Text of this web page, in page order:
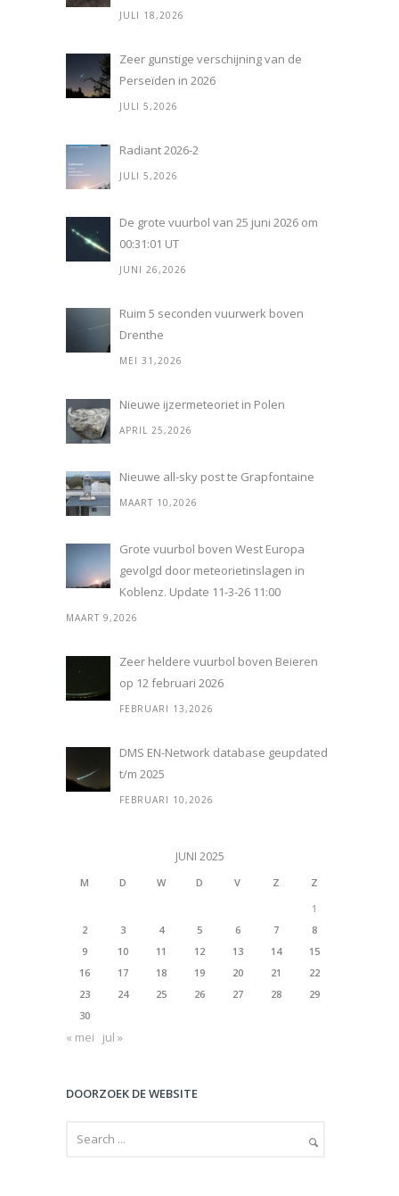
JULI 18,2026
Zeer gunstige verschijning van de
Perseïden in 2026
JULI 5,2026
Radiant 2026-2
JULI 5,2026
De grote vuurbol van 25 juni 2026 om
00:31:01 UT
JUNI 26,2026
Ruim 5 seconden vuurwerk boven
Drenthe
MEI 31,2026
Nieuwe ijzermeteoriet in Polen
APRIL 25,2026
Nieuwe all-sky post te Grapfontaine
MAART 10,2026
Grote vuurbol boven West Europa
gevolgd door meteorietinslagen in
Koblenz. Update 11-3-26 11:00
MAART 9,2026
Zeer heldere vuurbol boven Beieren
op 12 februari 2026
FEBRUARI 13,2026
DMS EN-Network database geupdated
t/m 2025
FEBRUARI 10,2026
JUNI 2025
M D W D V Z
Z
1
2
3 4 5 6 7
8
9
10 11 12 13 14
15
16
17 18 19 20 21
22
23
24 25 26 27 28
29
30
« mei jul »
DOORZOEK DE WEBSITE